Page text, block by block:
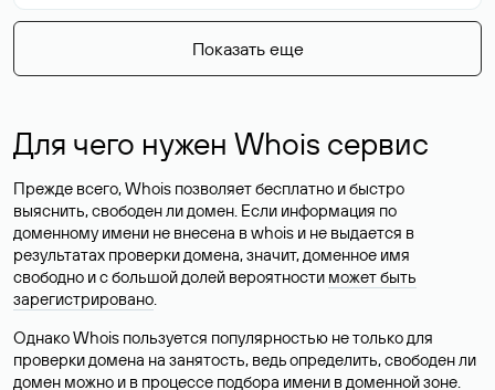
Показать еще
Для чего нужен Whois сервис
Прежде всего, Whois позволяет бесплатно и быстро
выяснить, свободен ли домен. Если информация по
доменному имени не внесена в whois и не выдается в
результатах проверки домена, значит, доменное имя
свободно и с большой долей вероятности может быть
зарегистрировано.
Однако Whois пользуется популярностью не только для
проверки домена на занятость, ведь определить, свободен ли
домен можно и в процессе подбора имени в доменной зоне.